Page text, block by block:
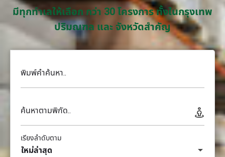
มีทุกทำเลให้เลือก กว่า 30 โครงการ ทั้งในกรุงเทพ
ปริมณฑล และ จังหวัดสำคัญ
พิมพ์คำค้นหา..
ค้นหาตามพิกัด..
ใหม่ล่าสุด
เรียงลำดับตาม